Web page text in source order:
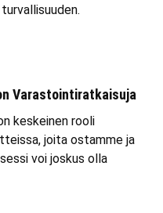
Varastointiratkaisuja
keskeinen rooli
joita ostamme ja
voi joskus olla